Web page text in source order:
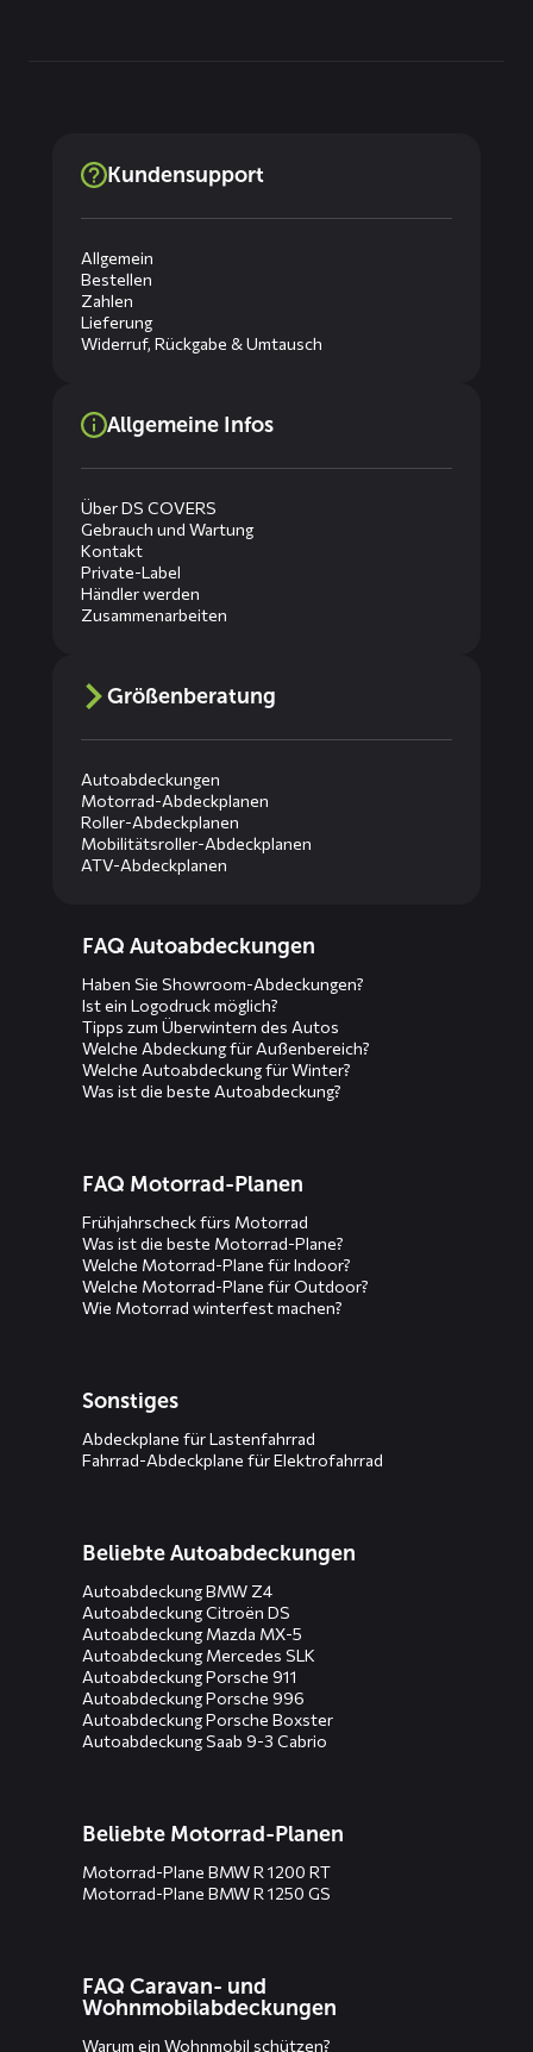
Kundensupport
Allgemein
Bestellen
Zahlen
Lieferung
Widerruf, Rückgabe & Umtausch
Allgemeine Infos
Über DS COVERS
Gebrauch und Wartung
Kontakt
Private-Label
Händler werden
Zusammenarbeiten
Größenberatung
Autoabdeckungen
Motorrad-Abdeckplanen
Roller-Abdeckplanen
Mobilitätsroller-Abdeckplanen
ATV-Abdeckplanen
menusFAQ Autoabdeckungen
Haben Sie Showroom-Abdeckungen?
Ist ein Logodruck möglich?
Tipps zum Überwintern des Autos
Welche Abdeckung für Außenbereich?
Welche Autoabdeckung für Winter?
Was ist die beste Autoabdeckung?
FAQ Motorrad-Planen
Frühjahrscheck fürs Motorrad
Was ist die beste Motorrad-Plane?
Welche Motorrad-Plane für Indoor?
Welche Motorrad-Plane für Outdoor?
Wie Motorrad winterfest machen?
Sonstiges
Abdeckplane für Lastenfahrrad
Fahrrad-Abdeckplane für Elektrofahrrad
Beliebte Autoabdeckungen
Autoabdeckung BMW Z4
Autoabdeckung Citroën DS
Autoabdeckung Mazda MX-5
Autoabdeckung Mercedes SLK
Autoabdeckung Porsche 911
Autoabdeckung Porsche 996
Autoabdeckung Porsche Boxster
Autoabdeckung Saab 9-3 Cabrio
Beliebte Motorrad-Planen
Motorrad-Plane BMW R 1200 RT
Motorrad-Plane BMW R 1250 GS
FAQ Caravan- und
Wohnmobilabdeckungen
Warum ein Wohnmobil schützen?